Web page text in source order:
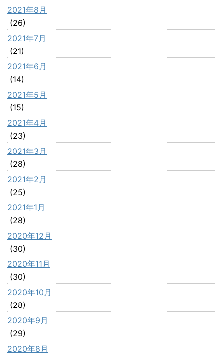
2021年8月
(26)
2021年7月
(21)
2021年6月
(14)
2021年5月
(15)
2021年4月
(23)
2021年3月
(28)
2021年2月
(25)
2021年1月
(28)
2020年12月
(30)
2020年11月
(30)
2020年10月
(28)
2020年9月
(29)
2020年8月